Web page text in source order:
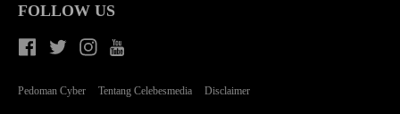
FOLLOW US
Pedoman Cyber Tentang Celebesmedia Disclaimer